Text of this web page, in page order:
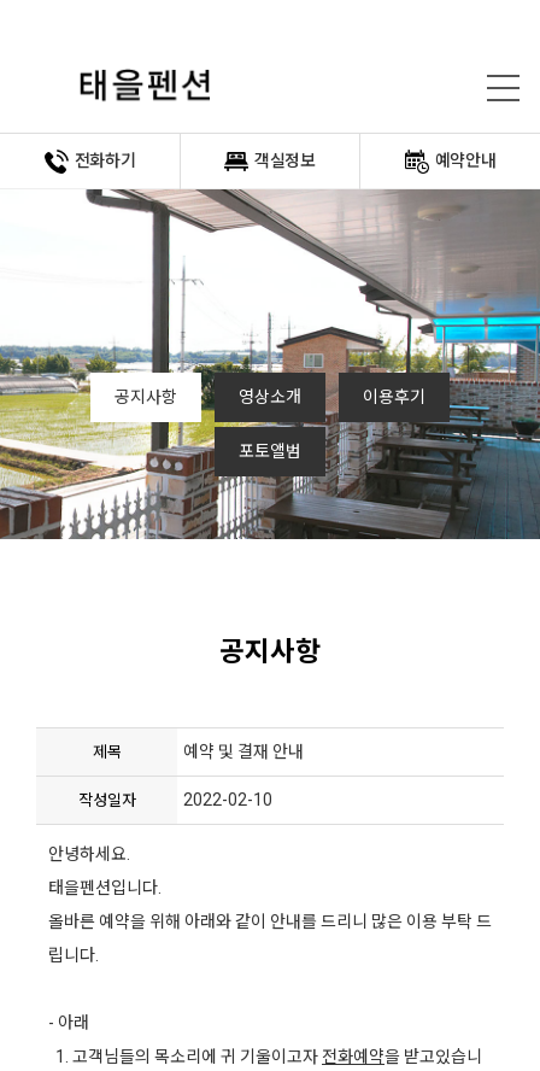
전화하기 객실정보 예약안내
공지사항 영상소개 이용후기
포토앨범
공지사항
제목 예약 및 결재 안내
작성일자 2022-02-10
안녕하세요.
태을펜션입니다.
올바른 예약을 위해 아래와 같이 안내를 드리니 많은 이용 부탁 드
립니다.
- 아래
1. 고객님들의 목소리에 귀 기울이고자 전화예약을 받고있습니